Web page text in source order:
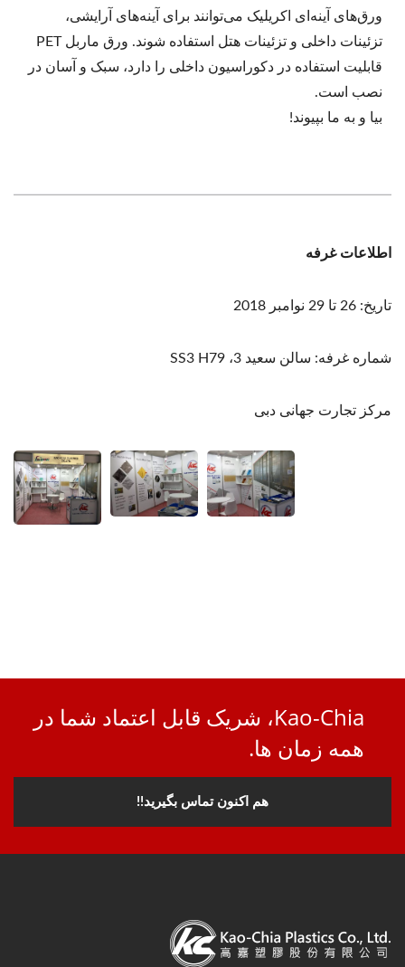
ورق‌های آینه‌ای اکریلیک می‌توانند برای آینه‌های آرایشی،
تزئینات داخلی و تزئینات هتل استفاده شوند. ورق ماربل PET
قابلیت استفاده در دکوراسیون داخلی را دارد، سبک و آسان در
نصب است.
بیا و به ما بپیوند!
اطلاعات غرفه
تاریخ: 26 تا 29 نوامبر 2018
شماره غرفه: سالن سعید 3، SS3 H79
مرکز تجارت جهانی دبی
Kao-Chia، شریک قابل اعتماد شما در
همه زمان ها.
هم اکنون تماس بگیرید!!